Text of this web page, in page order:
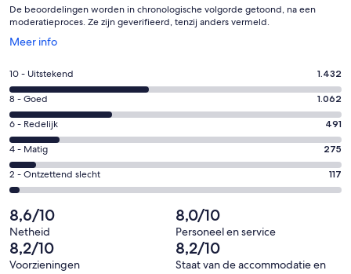
De beoordelingen worden in chronologische volgorde getoond, na een
moderatieproces. Ze zijn geverifieerd, tenzij anders vermeld.
Meer info
Opent
een
nieuw
venster
Gastenscore:
10
-
Uitstekend.
1432
van
3377
beoordelingen
10 - Uitstekend 1.432
Gastenscore:
8
-
Goed.
1062
van
beoordelingen
8 - Goed 1.062
Gastenscore:
6
-
Redelijk.
491
van
3377
beoordelingen
6 - Redelijk 491
Gastenscore:
4
-
275
van
3377
beoordelingen
4 - Matig 275
Gastenscore:
2
-
Ontzettend
slecht.
117
2 - Ontzettend slecht 117
8,6/10
Netheid
8,0/10
Personeel en service
8,2/10
Voorzieningen
8,2/10
Staat van de accommodatie en